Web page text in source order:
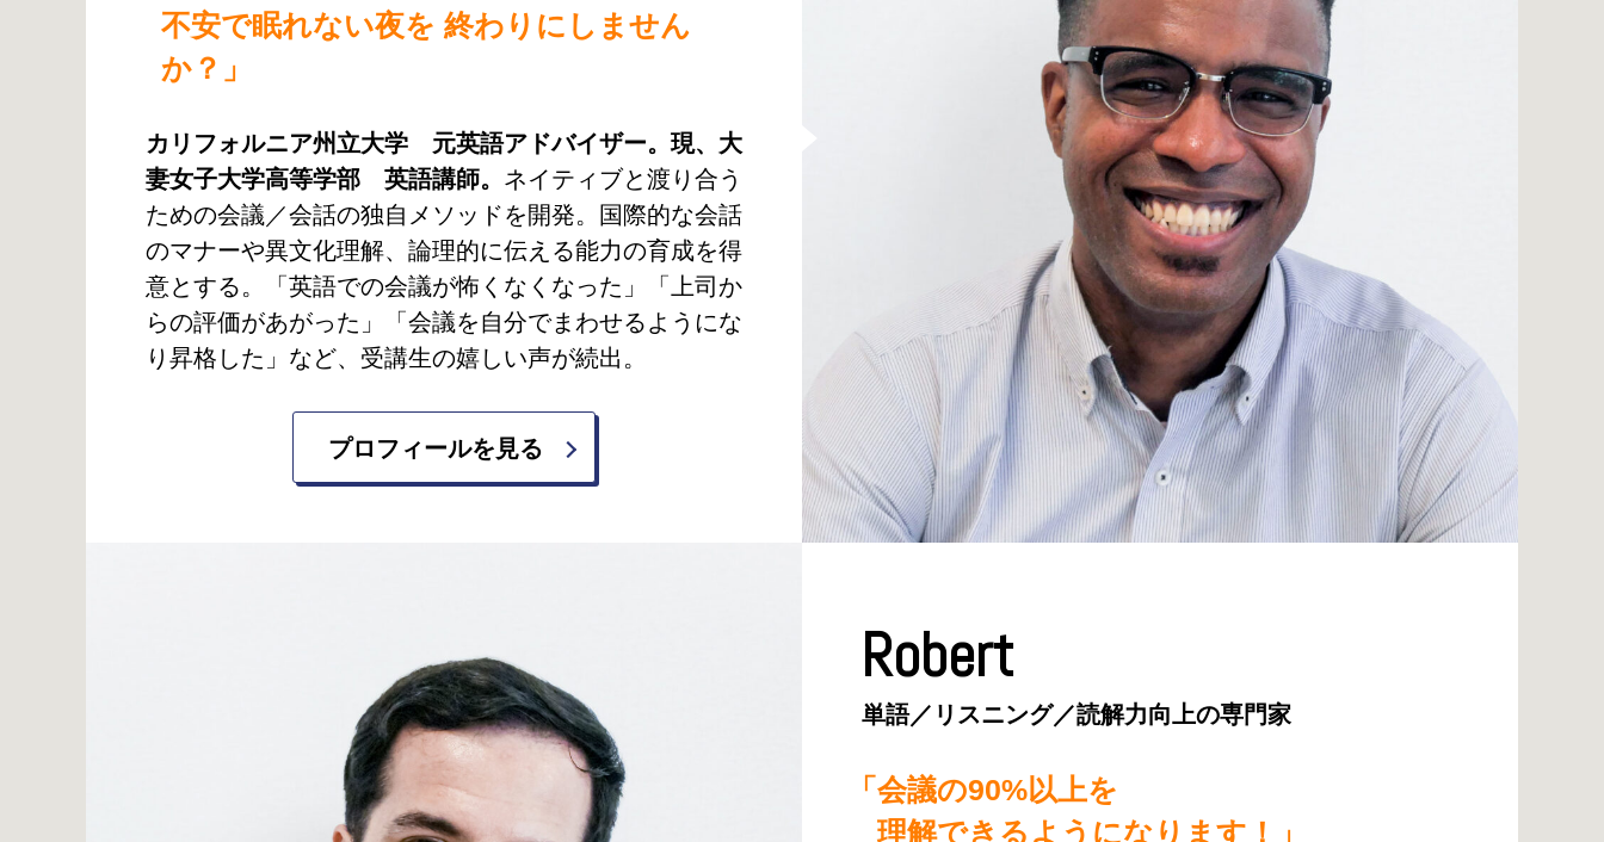
不安で眠れない夜を 終わりにしません
か？
カリフォルニア州立大学 元英語アドバイザー。現、大
妻女子大学高等学部 英語講師。 ネイティブと渡り合う
ための会議／会話の独自メソッドを開発。国際的な会話
のマナーや異文化理解、論理的に伝える能力の育成を得
意とする。「英語での会議が怖くなくなった」「上司か
らの評価があがった」「会議を自分でまわせるようにな
り昇格した」など、受講生の嬉しい声が続出。
プロフィールを見る
Robert
単語／リスニング／読解力向上の専門家
会議の90%以上を
理解できるようになります！